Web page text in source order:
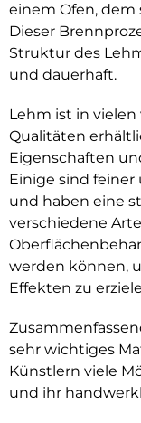
einem Ofen,
Dieser
Struktur des
und dauerhaft.
Lehm ist in
Qualitäten
Eigenschaften
Einige sind
und haben eine
verschiedene
werden können,
Effekten zu
sehr wichtiges
Künstlern viele
und ihr